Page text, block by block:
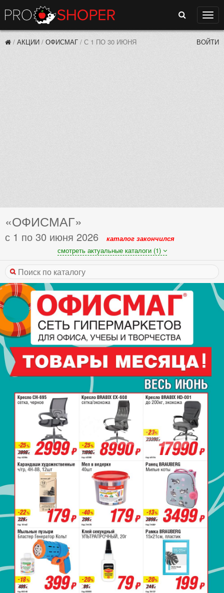
Поиск
/ АКЦИИ / ОФИСМАГ / С 1 ПО 30 ИЮНЯ ВОЙТИ
«ОФИСМАГ»
с 1 по 30 июня 2026
каталог закончился
смотреть актуальные каталоги (1)